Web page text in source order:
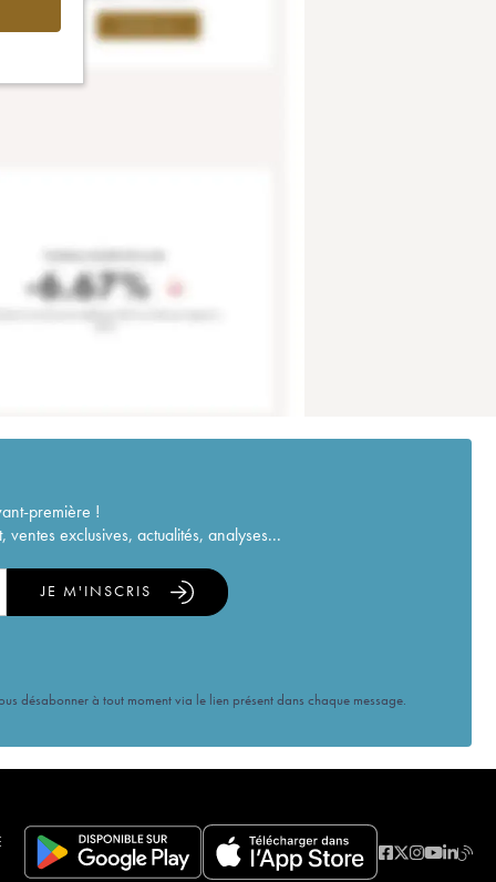
première !
exclusives, actualités, analyses...
JE M'INSCRIS
désabonner à tout moment via le lien présent dans chaque message.